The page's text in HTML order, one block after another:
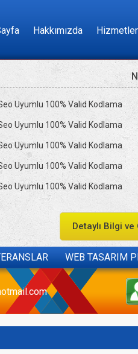
Hakkımızda
Uyumlu 100% Valid Kodlama
Uyumlu 100% Valid Kodlama
Uyumlu 100% Valid Kodlama
Uyumlu 100% Valid Kodlama
Uyumlu 100% Valid Kodlama
Detaylı Bilgi
WEB TASARIM